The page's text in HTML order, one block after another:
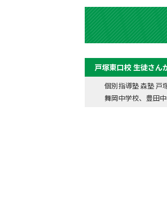
戸塚東口校 生徒さん
個別指導塾 森塾 戸
舞岡中学校、豊田